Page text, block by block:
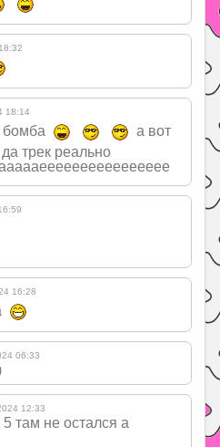
18:14
бомба
а вот
трек реально
еееееее
16:28
06:33
12:33
там не остался а